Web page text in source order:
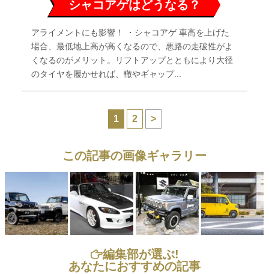
シャコアゲはどうなる？
アライメントにも影響！ ・シャコアゲ 車高を上げた
場合、最低地上高が高くなるので、悪路の走破性がよ
くなるのがメリット。リフトアップとともにより大径
のタイヤを履かせれば、轍やギャップ...
1 2 >
この記事の画像ギャラリー
編集部が選ぶ!
あなたにおすすめの記事